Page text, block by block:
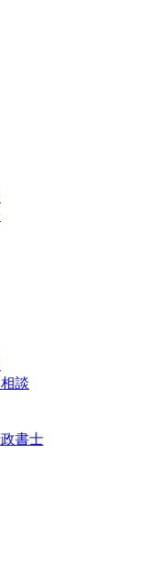
談
書士